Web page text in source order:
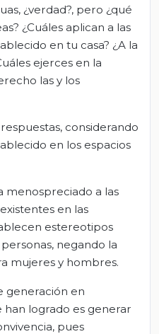
¿verdad?, pero ¿qué
¿Cuáles aplican a las
en tu casa? ¿A la
ejerces en la
las y los
considerando
en los espacios
menospreciado a las
en las
estereotipos
negando la
mujeres y hombres.
generación en
han logrado es generar
pues